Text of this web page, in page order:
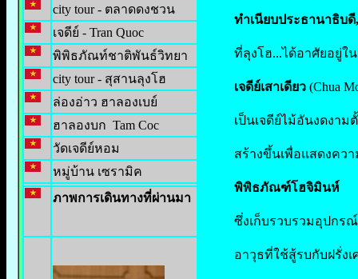
city tour - ตลาดดงชวน
เจดีย์ - Tran Quoc
พิพิธภัณท์ชาติพันธ์วิทยา
city tour - สุสานลุงโฮ
ล่องอ่าว ฮาลองเบย์
ฮาลองบก Tam Coc
วัดเจดีย์หอม
หมู่บ้าน เซรามิค
ภาพการเดินทางที่ผ่านมา
ทำเนียบประธานาธิบ
ที่ลุงโฮ...ได้อาศัยอยู่ใ
เจดีย์เสาเดียว (Chua
เป็นเจดีย์ไม้อันงดงาม
สร้างขึ้นเพื่อแสดงคว
พิพิธภัณฑ์โฮจิมินห์
ซึ่งเก็บรวบรวมอุปกร
อาวุธที่ใช้สู้รบกับฝรั่ง